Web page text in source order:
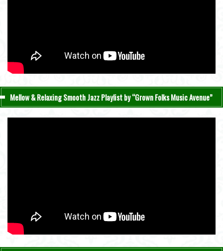
Mellow & Relaxing Smooth Jazz Playlist by “Grown Folks Music Avenue”